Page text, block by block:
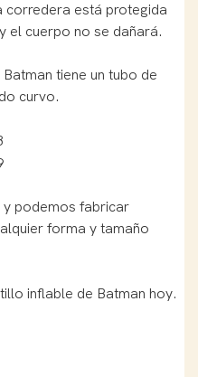
corredera está protegida
el cuerpo no se dañará.
tiene un tubo de
curvo.
podemos fabricar
forma y tamaño
inflable de Batman hoy.